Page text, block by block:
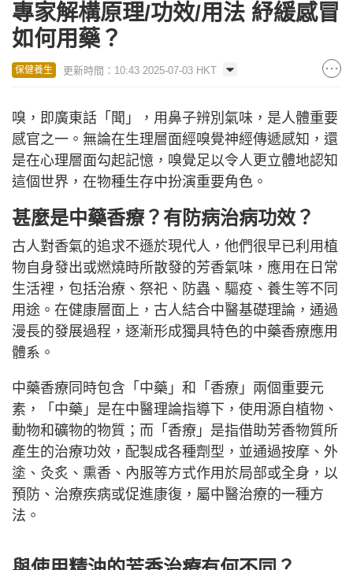
專家解構原理/功效/用法 紓緩感冒
如何用藥？
保健養生 更新時間：10:43 2025-07-03 HKT
嗅，即廣東話「聞」，用鼻子辨別氣味，是人體重要
感官之一。無論在生理層面經嗅覺神經傳遞感知，還
是在心理層面勾起記憶，嗅覺足以令人更立體地認知
這個世界，在物種生存中扮演重要角色。
甚麼是中藥香療？有防病治病功效？
古人對香氣的追求不遜於現代人，他們很早已利用植
物自身發出或燃燒時所散發的芳香氣味，應用在日常
生活裡，包括治療、祭祀、防蟲、驅疫、養生等不同
用途。在健康層面上，古人結合中醫基礎理論，通過
漫長的發展過程，逐漸形成獨具特色的中藥香療應用
體系。
中藥香療同時包含「中藥」和「香療」兩個重要元
素，「中藥」是在中醫理論指導下，使用源自植物、
動物和礦物的物質；而「香療」是指借助芳香物質所
產生的治療功效，配製成各種劑型，並通過按摩、外
塗、灸炙、熏香、內服等方式作用於局部或全身，以
預防、治療疾病或促進康復，屬中醫治療的一種方
法。